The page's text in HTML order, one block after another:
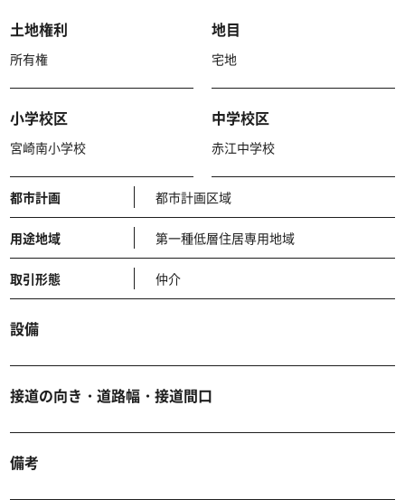
土地権利
所有権
地目
宅地
小学校区
宮崎南小学校
中学校区
赤江中学校
都市計画 都市計画区域
用途地域 第一種低層住居専用地域
取引形態 仲介
設備
接道の向き・道路幅・接道間口
備考